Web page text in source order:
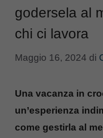
godersela al
chi ci lavora
Maggio 16, 2024 di
Una vacanza in
un’esperienza
come gestirla al